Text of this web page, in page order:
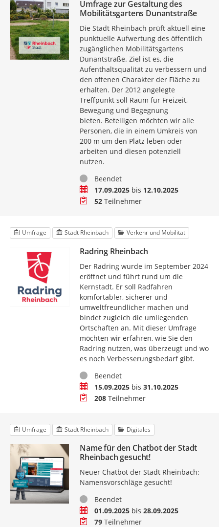
Umfrage zur Gestaltung des
Mobilitätsgartens Dunantstraße
Die Stadt Rheinbach prüft aktuell eine
punktuelle Aufwertung des öffentlich
zugänglichen Mobilitätsgartens
Dunantstraße. Ziel ist es, die
Aufenthaltsqualität zu verbessern und
den offenen Charakter der Fläche zu
erhalten. Der 2012 angelegte
Treffpunkt soll Raum für Freizeit,
Bewegung und Begegnung
bieten. Beteiligen möchten wir alle
Personen, die in einem Umkreis von
200 m um den Platz leben oder
arbeiten und diesen potenziell
nutzen.
StatusBeendet
Zeitraum17.09.2025bis 12.10.2025
Teilnehmer
52Teilnehmer
Umfrage Stadt Rheinbach Verkehr und Mobilität
Radring Rheinbach
Der Radring wurde im September 2024
eröffnet und führt rund um die
Kernstadt. Er soll Radfahren
komfortabler, sicherer und
umweltfreundlicher machen und
bindet zugleich die umliegenden
Ortschaften an. Mit dieser Umfrage
möchten wir erfahren, wie Sie den
Radring nutzen, was überzeugt und wo
es noch Verbesserungsbedarf gibt.
StatusBeendet
Zeitraum15.09.2025bis 31.10.2025
Teilnehmer
208Teilnehmer
Umfrage Stadt Rheinbach Digitales
Name für den Chatbot der Stadt
Rheinbach gesucht!
Neuer Chatbot der Stadt Rheinbach:
Namensvorschläge gesucht!
StatusBeendet
Zeitraum01.09.2025bis 28.09.2025
Teilnehmer
79Teilnehmer